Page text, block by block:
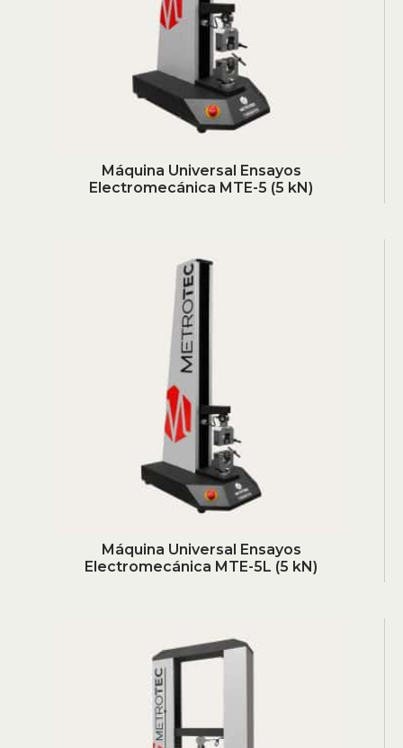
Máquina Universal Ensayos
Electromecánica MTE-5 (5 kN)
Máquina Universal Ensayos
Electromecánica MTE-5L (5 kN)